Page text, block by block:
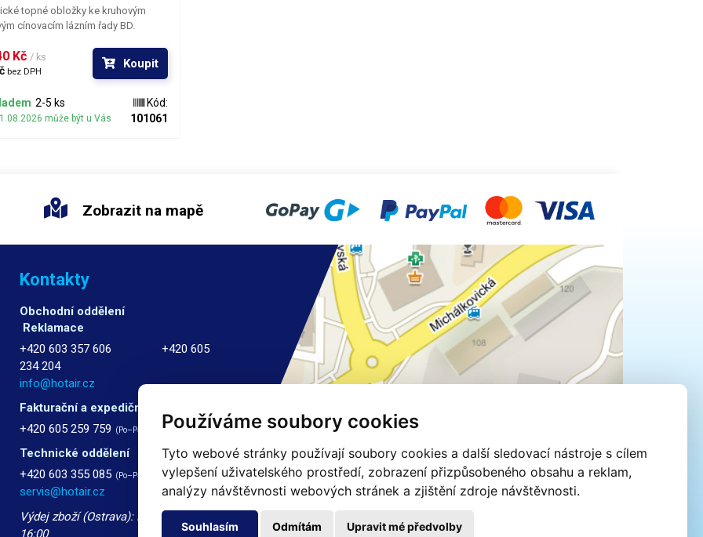
Používáme soubory cookies
Tyto webové stránky používají soubory cookies a další sledovací nástroje s cílem
vylepšení uživatelského prostředí, zobrazení přizpůsobeného obsahu a reklam,
analýzy návštěvnosti webových stránek a zjištění zdroje návštěvnosti.
Souhlasím Odmítám Upravit mé předvolby
topné obložky ke kruhovým
cínovacím lázním řady BD.
poloměru korpusu. Délka
Šírka 32mm
Kč / ks
bez DPH
Koupit
2-5 ks
může být u Vás
Kód:
101061
Zobrazit na mapě
Kontakty
Obchodní oddělení
Reklamace
+420 603 357 606 +420 605
234 204
info@hotair.cz
Fakturační a expediční oddělení
+420 605 259 759 (Po–Pá: 7:30 – 15:00)
Technické oddělení
+420 603 355 085 (Po–Pá: 8:00 – 16:00)
servis@hotair.cz
Výdej zboží (Ostrava): Po-Pá: 8:00 -
16:00